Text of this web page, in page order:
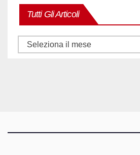
Tutti Gli Articoli
Tutti